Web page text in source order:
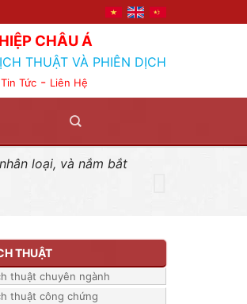
CHÂU Á
THUẬT VÀ PHIÊN DỊCH
Tin Tức- Liên Hệ
loại, và nắm bắt
THUẬT
thuật chuyên ngành
thuật công chứng